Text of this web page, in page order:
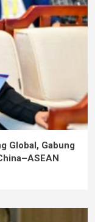
Global, Gabung